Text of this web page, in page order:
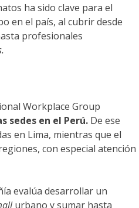
ha sido clave para el
en el país, al cubrir desde
profesionales
Workplace Group
sedes en el Perú. De ese
en Lima, mientras que el
con especial atención
evalúa desarrollar un
urbano y sumar hasta